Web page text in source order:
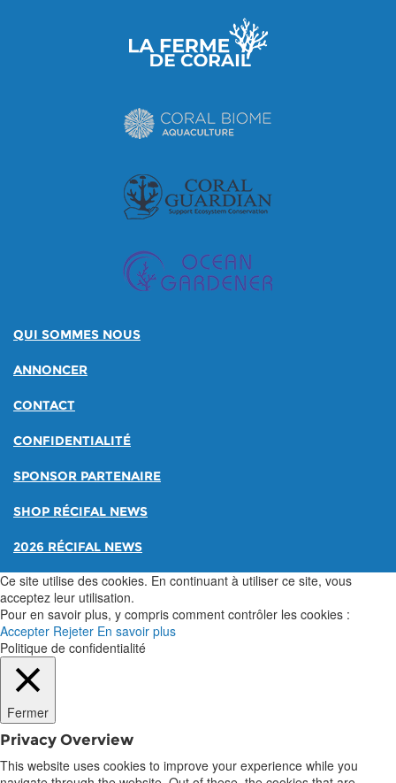
QUI SOMMES NOUS
ANNONCER
CONTACT
CONFIDENTIALITÉ
SPONSOR PARTENAIRE
SHOP RÉCIFAL NEWS
2026 RÉCIFAL NEWS
Ce site utilise des cookies. En continuant à utiliser ce site, vous
acceptez leur utilisation.
Pour en savoir plus, y compris comment contrôler les cookies :
Accepter Rejeter En savoir plus
Politique de confidentialité
Fermer
Privacy Overview
This website uses cookies to improve your experience while you